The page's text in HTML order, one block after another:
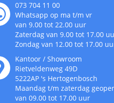
073 704 11 00
Whatsapp op ma t/m vr
van 9.00 tot 22.00 uur
Zaterdag van 9.00 tot 17.00
Zondag van 12.00 tot 17.00
Kantoor / Showroom
Rietveldenweg 49D
5222AP 's Hertogenbosch
Maandag t/m zaterdag
van 09.00 tot 17.00 uur